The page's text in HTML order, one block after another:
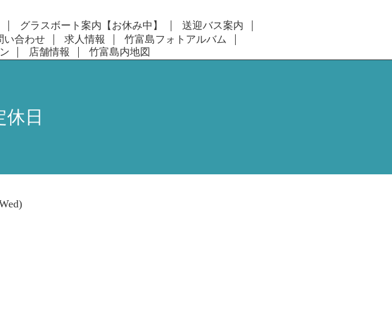
グラスボート案内【お休み中】
送迎バス案内
い合わせ 求人情報
竹富島フォトアルバム
店舗情報 竹富島内地図
休日